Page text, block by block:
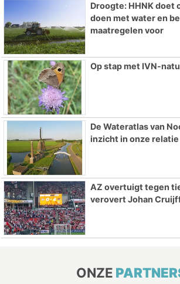
Droogte: HHNK doet
doen met water en
maatregelen voor
Op stap met IVN-
De Wateratlas van
inzicht in onze
AZ overtuigt tegen
verovert Johan
ONZE